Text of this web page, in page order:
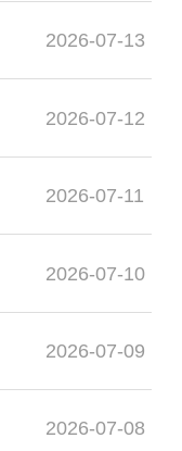
2026-07-13
2026-07-12
2026-07-11
2026-07-10
2026-07-09
2026-07-08